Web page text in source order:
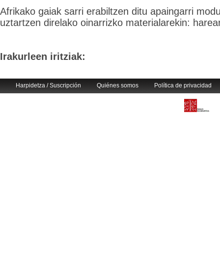
Afrikako gaiak sarri erabiltzen ditu apaingarri
uztartzen direlako oinarrizko materialarekin:
Irakurleen iritziak:
Harpidetza / Suscripción Quiénes somos Política de privacidad